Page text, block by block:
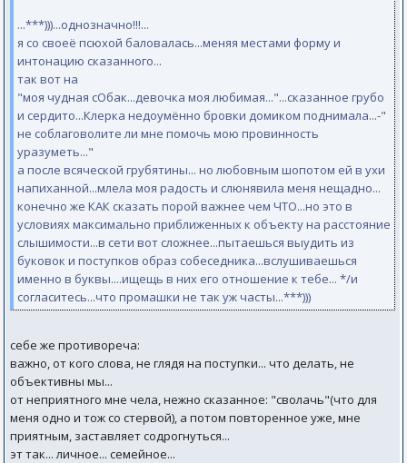
...***)))...однозначно!!!...
я со своеё псюхой баловалась...меняя местами форму и
интонацию сказанного...
так вот на
"моя чудная сОбак...девочка моя любимая..."...сказанное грубо
и сердито...Клерка недоумённо бровки домиком поднимала...-"
не соблаговолите ли мне помочь мою провинность
уразуметь..."
а после всяческой грубятины... но любовным шопотом ей в ухи
напиханной...млела моя радость и слюнявила меня нещадно...
конечно же КАК сказать порой важнее чем ЧТО...но это в
условиях максимально приближенных к объекту на расстояние
слышимости...в сети вот сложнее...пытаешься выудить из
буковок и поступков образ собеседника...вслушиваешься
именно в буквы....ищещь в них его отношение к тебе... */и
согласитесь...что промашки не так уж часты...***)))
себе же противореча:
важно, от кого слова, не глядя на поступки... что делать, не
объективны мы...
от неприятного мне чела, нежно сказанное: "сволачь"(что для
меня одно и тож со стервой), а потом повторенное уже, мне
приятным, заставляет содрогнуться...
эт так... личное... семейное...